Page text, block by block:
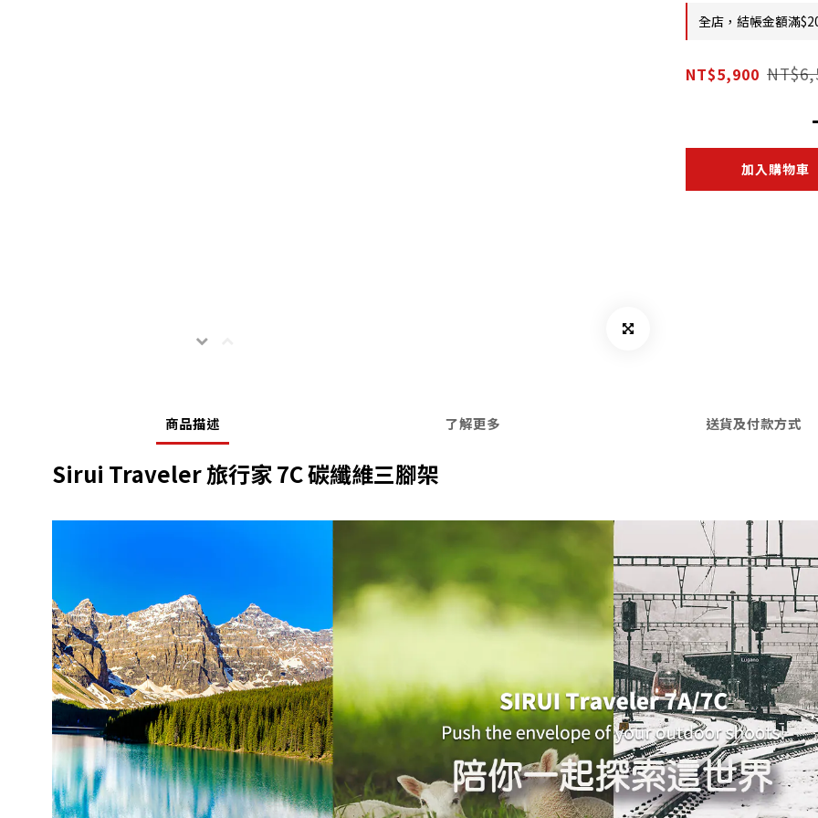
全店，結帳金額滿
NT$5,900
加入購物車
商品描述 了解更多 送貨及付款方式
Sirui Traveler 旅行家 7C 碳纖維三腳架